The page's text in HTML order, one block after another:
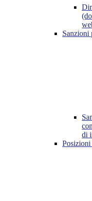
Sanzioni
di